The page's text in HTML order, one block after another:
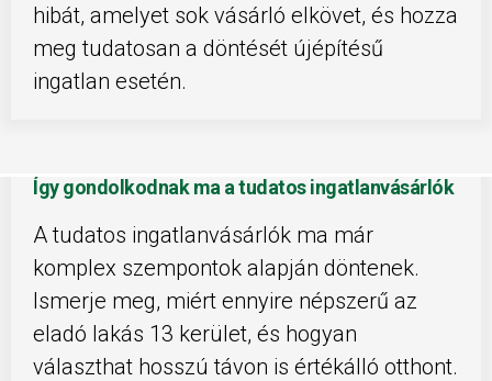
hibát, amelyet sok vásárló elkövet, és hozza
meg tudatosan a döntését újépítésű
ingatlan esetén.
Így gondolkodnak ma a tudatos ingatlanvásárlók
A tudatos ingatlanvásárlók ma már
komplex szempontok alapján döntenek.
Ismerje meg, miért ennyire népszerű az
eladó lakás 13 kerület, és hogyan
választhat hosszú távon is értékálló otthont.